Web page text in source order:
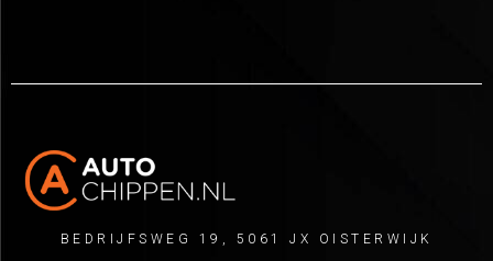
BEDRIJFSWEG 19, 5061 JX OISTERWIJK